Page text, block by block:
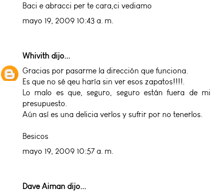
Baci e abracci per te cara,ci vediamo
mayo 19, 2009 10:43 a. m.
Whivith dijo...
Gracias por pasarme la dirección que funciona.
Es que no sé qeu haría sin ver esos zapatos!!!!.
Lo malo es que, seguro, seguro están fuera de mi
presupuesto.
Aún así es una delicia verlos y sufrir por no tenerlos.
Besicos
mayo 19, 2009 10:57 a. m.
Dave Aiman dijo...